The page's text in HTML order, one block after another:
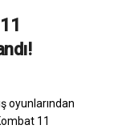
oyunlarından
11